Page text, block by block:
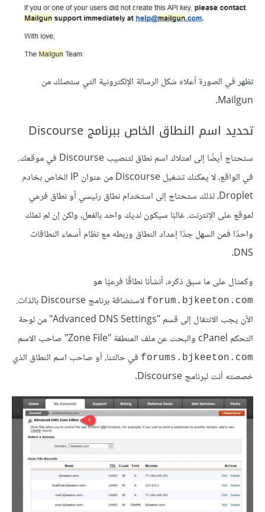
تظهر في الصورة أعلاه شكل الرسالة الإلكترونية التي ستصلك من
Mailgun.
تحديد اسم النطاق الخاص ببرنامج Discourse
ستحتاج أيضًا إلى امتلاك اسم نطاق لتنصيب Discourse في موقعك.
في الواقع، لا يمكنك تشغيل Discourse من عنوان IP الخاص بخادم
Droplet، لذلك ستحتاج إلى استخدام نطاق رئيسي أو نطاق فرعي
لموقع على الإنترنت. غالبًا سيكون لديك واحد بالفعل، ولكن إن لم تملك
واحدًا فمن السهل جدًا إعداد النطاق وربطه مع نظام أسماء النطاقات
DNS.
وكمثال على ما سبق ذكره، أنشأنا نطاقًا فرعيًا هو
forum.bjkeeton.com
لاستضافة برنامج Discourse بالذات.
الآن يجب الانتقال إلى قسم "Advanced DNS Settings" من لوحة
التحكم cPanel والبحث عن ملف المنطقة "Zone File" صاحب الاسم
forums.bjkeeton.com في حالتنا، أو صاحب اسم النطاق الذي
خصصته أنت لبرنامج Discourse.